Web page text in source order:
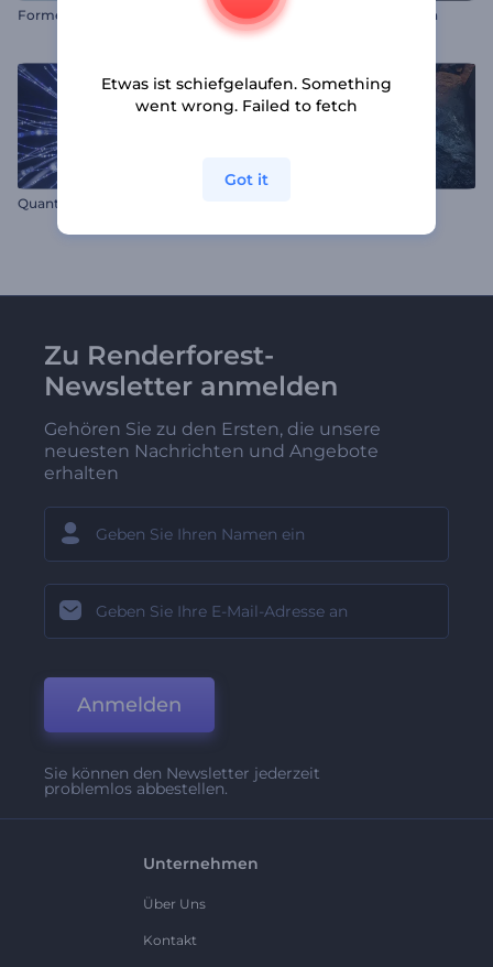
Formen-Abstraktion Logo 3D Sphären Logoanimation
Quantenkugel-Intro
Zu Renderforest-
Newsletter anmelden
Gehören Sie zu den Ersten, die unsere
neuesten Nachrichten und Angebote
erhalten
Anmelden
Sie können den Newsletter jederzeit
problemlos abbestellen.
Unternehmen
Über Uns
Kontakt
Etwas ist schiefgelaufen. Something
went wrong. Failed to fetch
Got it